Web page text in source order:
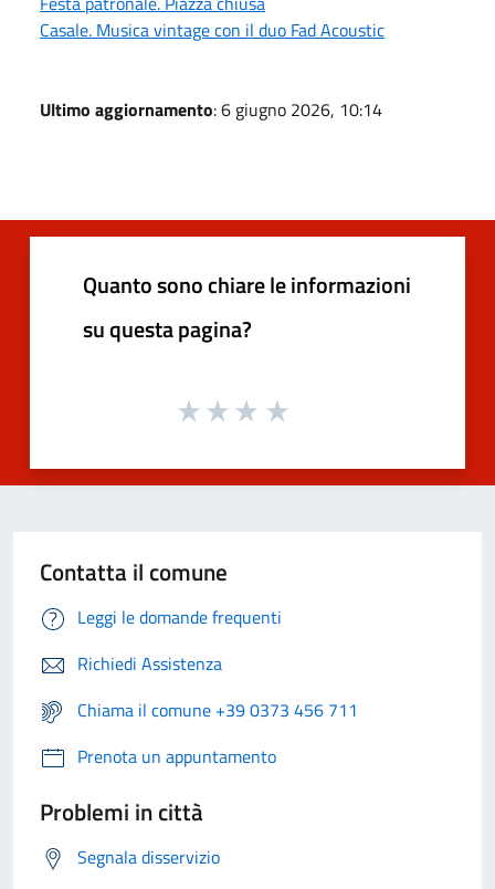
Casale. Musica vintage con il duo Fad Acoustic
Ultimo aggiornamento: 6 giugno 2026, 10:14
Quanto sono chiare le informazioni
su questa pagina?
Contatta il comune
Leggi le domande frequenti
Richiedi Assistenza
Chiama il comune +39 0373 456 711
Prenota un appuntamento
Problemi in città
Segnala disservizio